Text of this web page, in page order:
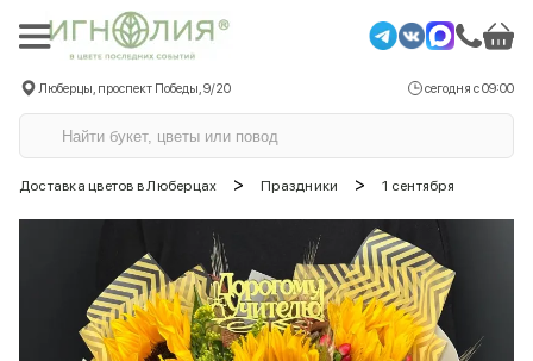
Люберцы, проспект Победы, 9/20 сегодня с 09:00
Доставка цветов в Люберцах > Праздники > 1 сентября